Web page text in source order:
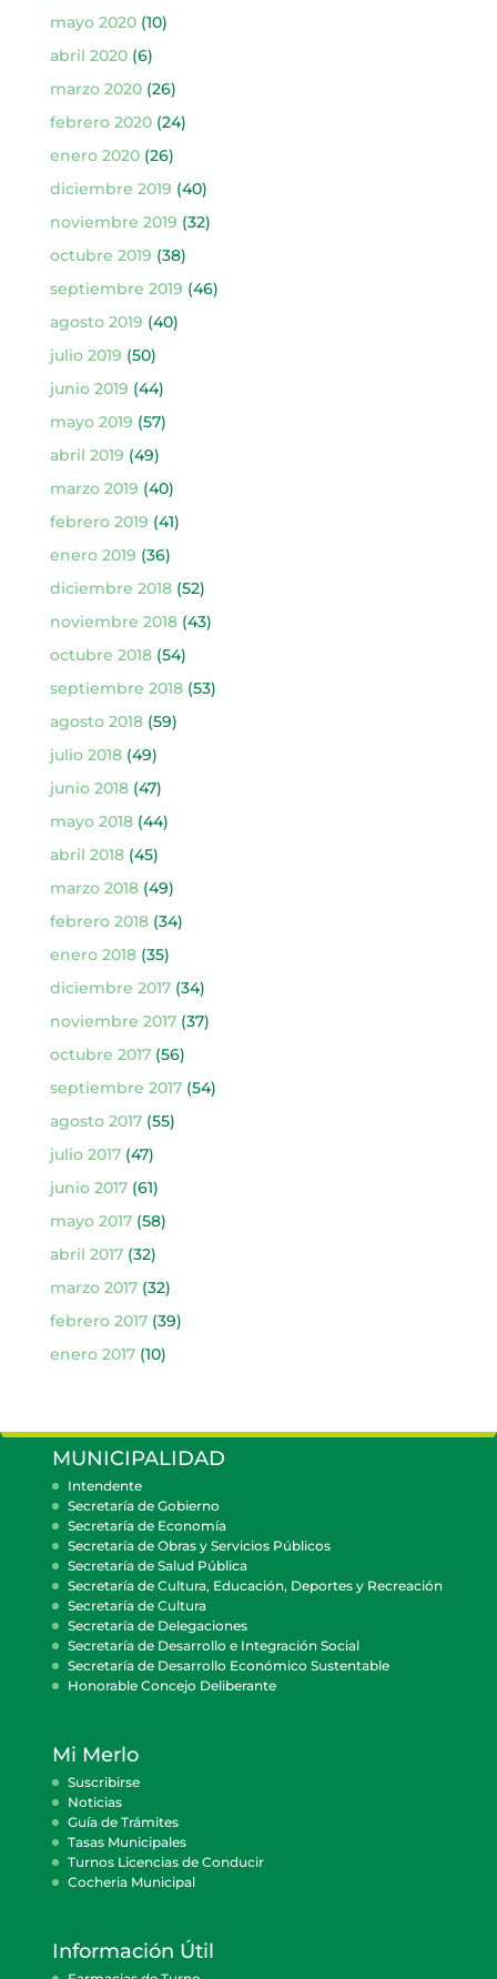
mayo 2020(10)
abril 2020(6)
marzo 2020(26)
febrero 2020(24)
enero 2020(26)
diciembre 2019 (40)
noviembre 2019 (32)
octubre 2019 (38)
septiembre 2019 (46)
agosto 2019 (40)
julio 2019 (50)
junio 2019 (44)
mayo 2019 (57)
abril 2019 (49)
marzo 2019 (40)
febrero 2019 (41)
enero 2019 (36)
diciembre 2018(52)
noviembre 2018(43)
octubre 2018(54)
septiembre 2018(53)
agosto 2018(59)
julio 2018(49)
junio 2018(47)
mayo 2018(44)
abril 2018(45)
marzo 2018(49)
febrero 2018(34)
enero 2018(35)
diciembre 2017(34)
noviembre 2017(37)
octubre 2017(56)
septiembre 2017(54)
agosto 2017(55)
julio 2017(47)
junio 2017(61)
mayo 2017(58)
abril 2017(32)
marzo 2017(32)
febrero 2017(39)
enero 2017(10)
MUNICIPALIDAD
Intendente
Secretaría de Gobierno
Secretaría de Economía
Secretaría de Obras y Servicios Públicos
Secretaría de Salud Pública
Secretaría de Cultura, Educación, Deportes y Recreación
Secretaría de Cultura
Secretaría de Delegaciones
Secretaría de Desarrollo e Integración Social
Secretaría de Desarrollo Económico Sustentable
Honorable Concejo Deliberante
Mi Merlo
Suscribirse
Noticias
Guía de Trámites
Tasas Municipales
Turnos Licencias de Conducir
Cocheria Municipal
Información Útil